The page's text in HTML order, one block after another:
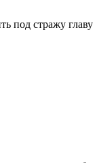
под стражу